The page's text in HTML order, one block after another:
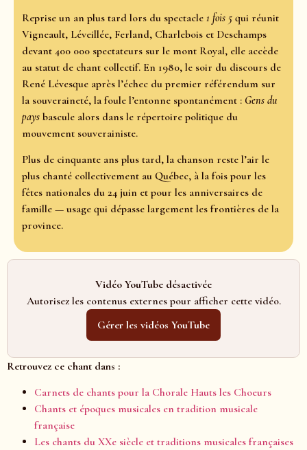
Reprise un an plus tard lors du spectacle 1 fois 5 qui réunit
Vigneault, Léveillée, Ferland, Charlebois et Deschamps
devant 400 000 spectateurs sur le mont Royal, elle accède
au statut de chant collectif. En 1980, le soir du discours de
René Lévesque après l’échec du premier référendum sur
la souveraineté, la foule l’entonne spontanément : Gens du
pays bascule alors dans le répertoire politique du
mouvement souverainiste.
Plus de cinquante ans plus tard, la chanson reste l’air le
plus chanté collectivement au Québec, à la fois pour les
fêtes nationales du 24 juin et pour les anniversaires de
famille — usage qui dépasse largement les frontières de la
province.
Vidéo YouTube désactivée
Autorisez les contenus externes pour afficher cette vidéo.
Gérer les vidéos YouTube
Retrouvez ce chant dans :
Carnets de chants pour la Chorale Hauts les Choeurs
Chants et époques musicales en tradition musicale
française
Les chants du XXe siècle et traditions musicales françaises